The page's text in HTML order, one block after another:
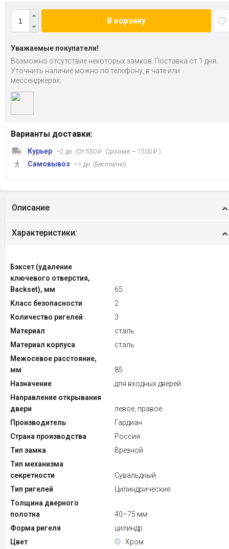
В корзину
Уважаемые покупатели!
Возможно отсутствие некоторых замков. Поставка от 1 дня.
Уточнить наличие можно по телефону, в чате или
мессенджерах:
Варианты доставки:
Курьер ~2 дн. (От 550 ₽. Срочная — 1500 ₽.)
Самовывоз ~1 дн. (Бесплатно)
Описание
Характеристики:
Бэксет (удаление
ключевого отверстия,
Backset), мм
65
Класс безопасности
2
Количество ригелей
3
Материал
сталь
Материал корпуса
сталь
Межосевое расстояние,
мм
85
Назначение
для входных дверей
Направление открывания
двери
левое, правое
Производитель
Гардиан
Страна производства
Россия
Тип замка
Врезной
Тип механизма
секретности
Сувальдный
Тип ригелей
Цилиндрические
Толщина дверного
полотна
40–75 мм
Форма ригеля
цилиндр
Цвет
Хром